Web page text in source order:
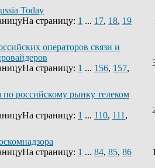
Today
На страницу: 1 ... 17, 18, 19
операторов связи и
На страницу: 1 ... 156, 157,
по российскому рынку телеком
На страницу: 1 ... 110, 111 ,
На страницу: 1 ... 84, 85, 86